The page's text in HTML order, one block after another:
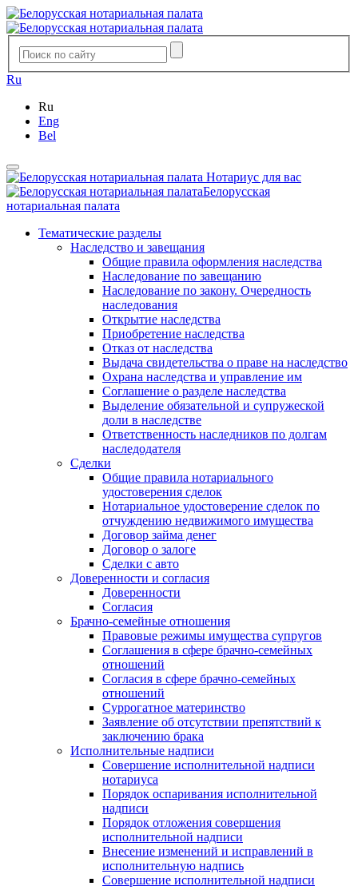
Ru
Ru
Eng
Bel
Нотариус для вас
Белорусская
нотариальная палата
Тематические разделы
Наследство и завещания
Общие правила оформления наследства
Наследование по завещанию
Наследование по закону. Очередность
наследования
Открытие наследства
Приобретение наследства
Отказ от наследства
Выдача свидетельства о праве на наследство
Охрана наследства и управление им
Соглашение о разделе наследства
Выделение обязательной и супружеской
доли в наследстве
Ответственность наследников по долгам
наследодателя
Сделки
Общие правила нотариального
удостоверения сделок
Нотариальное удостоверение сделок по
отчуждению недвижимого имущества
Договор займа денег
Договор о залоге
Сделки с авто
Доверенности и согласия
Доверенности
Согласия
Брачно-семейные отношения
Правовые режимы имущества супругов
Соглашения в сфере брачно-семейных
отношений
Согласия в сфере брачно-семейных
отношений
Суррогатное материнство
Заявление об отсутствии препятствий к
заключению брака
Исполнительные надписи
Совершение исполнительной надписи
нотариуса
Порядок оспаривания исполнительной
надписи
Порядок отложения совершения
исполнительной надписи
Внесение изменений и исправлений в
исполнительную надпись
Совершение исполнительной надписи